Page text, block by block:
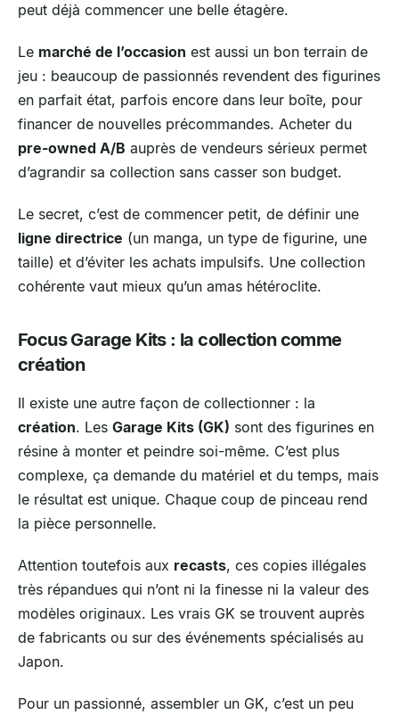
peut déjà commencer une belle étagère.
Le marché de l’occasion est aussi un bon terrain de
jeu : beaucoup de passionnés revendent des figurines
en parfait état, parfois encore dans leur boîte, pour
financer de nouvelles précommandes. Acheter du
pre-owned A/B auprès de vendeurs sérieux permet
d’agrandir sa collection sans casser son budget.
Le secret, c’est de commencer petit, de définir une
ligne directrice (un manga, un type de figurine, une
taille) et d’éviter les achats impulsifs. Une collection
cohérente vaut mieux qu’un amas hétéroclite.
Focus Garage Kits : la collection comme
création
Il existe une autre façon de collectionner : la
création. Les Garage Kits (GK) sont des figurines en
résine à monter et peindre soi-même. C’est plus
complexe, ça demande du matériel et du temps, mais
le résultat est unique. Chaque coup de pinceau rend
la pièce personnelle.
Attention toutefois aux recasts, ces copies illégales
très répandues qui n’ont ni la finesse ni la valeur des
modèles originaux. Les vrais GK se trouvent auprès
de fabricants ou sur des événements spécialisés au
Japon.
Pour un passionné, assembler un GK, c’est un peu